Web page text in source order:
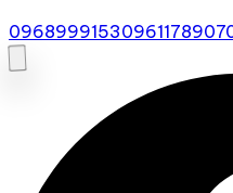
09689991530961178907